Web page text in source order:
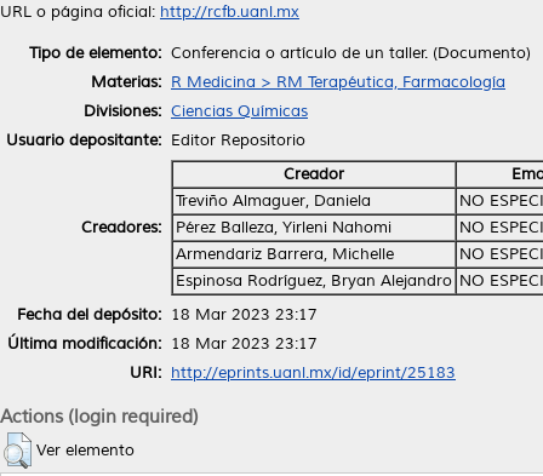
URL o página oficial: http://rcfb.uanl.mx
Tipo de elemento: Conferencia o artículo de un taller. (Documento)
Materias: R Medicina > RM Terapéutica, Farmacología
Divisiones: Ciencias Químicas
Usuario depositante: Editor Repositorio
Creadores:
Creador
Treviño Almaguer, Daniela
NO
Pérez Balleza, Yirleni Nahomi
NO
Armendariz Barrera, Michelle
NO
Espinosa Rodríguez, Bryan Alejandro NO
Fecha del depósito: 18 Mar 2023 23:17
Última modificación: 18 Mar 2023 23:17
URI: http://eprints.uanl.mx/id/eprint/25183
Actions (login required)
Ver elemento